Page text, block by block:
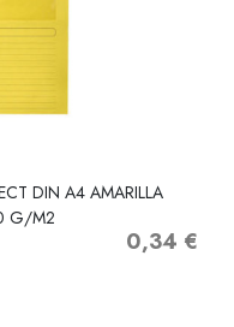
DIN A4 AMARILLA
G/M2
Precio
0,34 €